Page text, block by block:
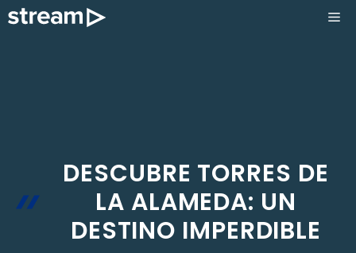
Saltar
DESCUBRE TORRES DE
LA ALAMEDA: UN
DESTINO IMPERDIBLE